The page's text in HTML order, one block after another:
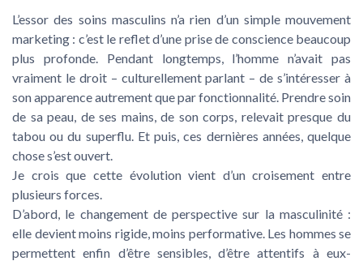
L’essor des soins masculins n’a rien d’un simple mouvement
marketing : c’est le reflet d’une prise de conscience beaucoup
plus profonde. Pendant longtemps, l’homme n’avait pas
vraiment le droit – culturellement parlant – de s’intéresser à
son apparence autrement que par fonctionnalité. Prendre soin
de sa peau, de ses mains, de son corps, relevait presque du
tabou ou du superflu. Et puis, ces dernières années, quelque
chose s’est ouvert.
Je crois que cette évolution vient d’un croisement entre
plusieurs forces.
D’abord, le changement de perspective sur la masculinité :
elle devient moins rigide, moins performative. Les hommes se
permettent enfin d’être sensibles, d’être attentifs à eux-